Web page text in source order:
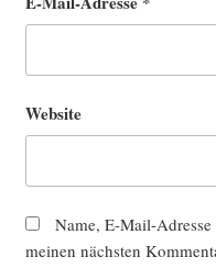
Website
Name, E-Mail-
meinen nächsten